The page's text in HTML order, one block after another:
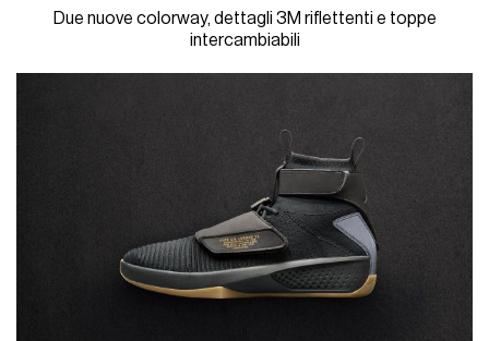
Due nuove colorway, dettagli 3M riflettenti e toppe
intercambiabili